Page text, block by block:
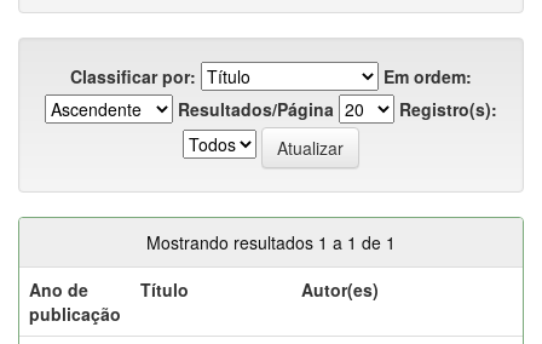
Classificar por:
Em ordem:
Resultados/Página
Registro(s):
Mostrando resultados 1 a 1 de 1
Ano de
publicação
Título Autor(es)